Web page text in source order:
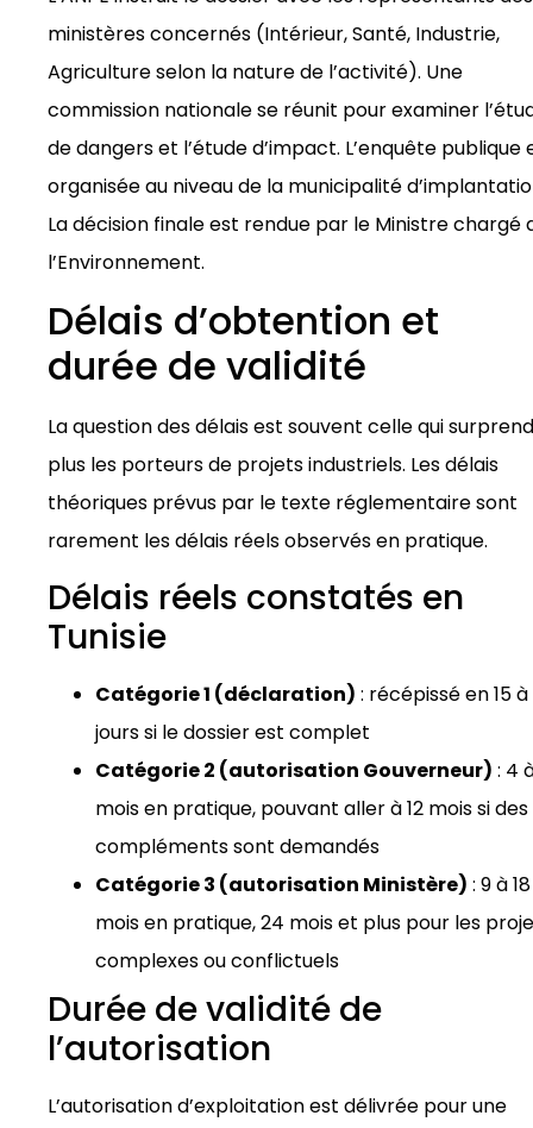
ministères concernés (Intérieur, Santé, Industrie,
Agriculture selon la nature de l’activité). Une
commission nationale se réunit pour examiner
de dangers et l’étude d’impact. L’enquête publique
organisée au niveau de la municipalité
La décision finale est rendue par le Ministre chargé
l’Environnement.
Délais d’obtention et
durée de validité
La question des délais est souvent celle qui
plus les porteurs de projets industriels. Les délais
théoriques prévus par le texte réglementaire sont
rarement les délais réels observés en pratique.
Délais réels constatés en
Tunisie
Catégorie 1 (déclaration) : récépissé en 15
jours si le dossier est complet
Catégorie 2 (autorisation Gouverneur) : 4
mois en pratique, pouvant aller à 12 mois si des
compléments sont demandés
Catégorie 3 (autorisation Ministère) : 9 à 18
mois en pratique, 24 mois et plus pour les
complexes ou conflictuels
Durée de validité de
l’autorisation
L’autorisation d’exploitation est délivrée pour une